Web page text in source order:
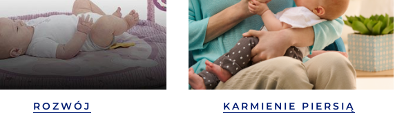
ROZWÓJ KARMIENIE PIERSIĄ